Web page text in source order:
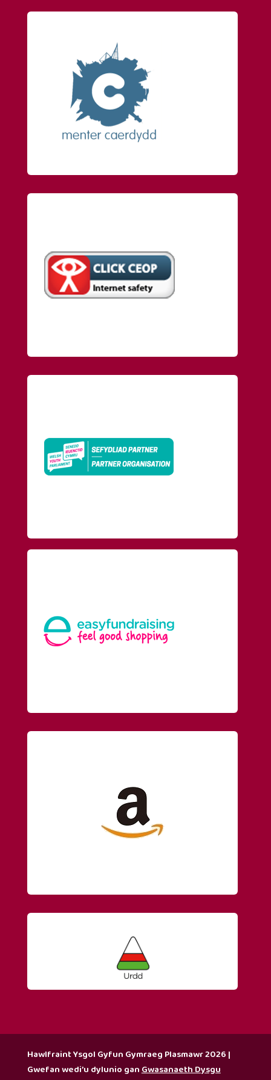
Hawlfraint Ysgol Gyfun Gymraeg Plasmawr 2026 |
Gwefan wedi’u dylunio ganGwasanaeth Dysgu